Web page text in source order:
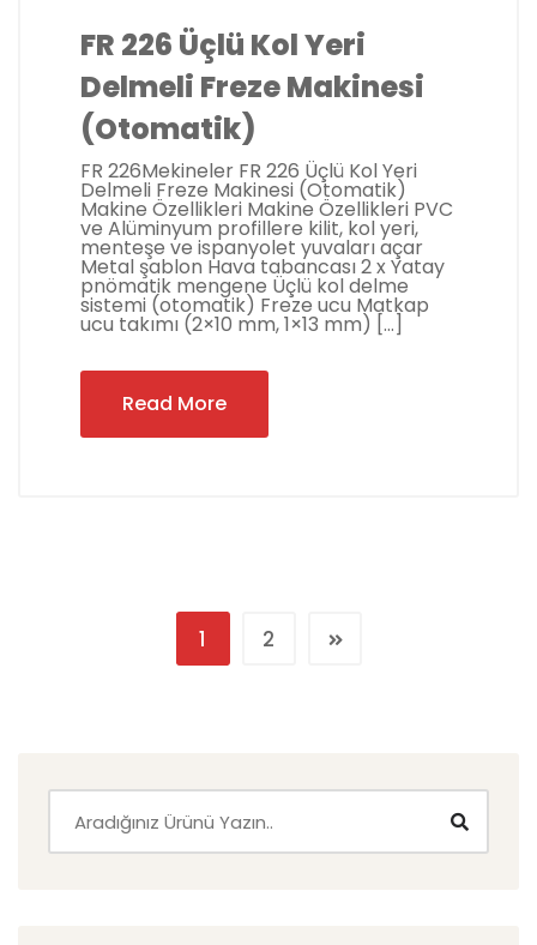
FR 226 Üçlü Kol Yeri
Delmeli Freze Makinesi
(Otomatik)
FR 226Mekineler FR 226 Üçlü Kol Yeri
Delmeli Freze Makinesi (Otomatik)
Makine Özellikleri Makine Özellikleri PVC
ve Alüminyum profillere kilit, kol yeri,
menteşe ve ispanyolet yuvaları açar
Metal şablon Hava tabancası 2 x Yatay
pnömatik mengene Üçlü kol delme
sistemi (otomatik) Freze ucu Matkap
ucu takımı (2×10 mm, 1×13 mm) […]
Read More
1 2